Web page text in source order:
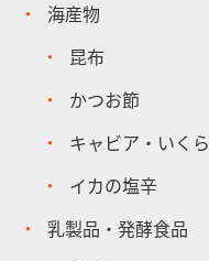
海産物
昆布
かつお節
キャビア・いくら
イカの塩辛
乳製品・発酵食品